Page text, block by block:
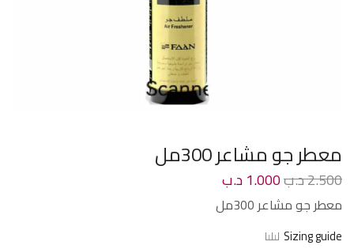
معطر جو مشاعر 300مل
2.500د.ب1.000د.ب
معطر جو مشاعر 300مل
Sizing guide